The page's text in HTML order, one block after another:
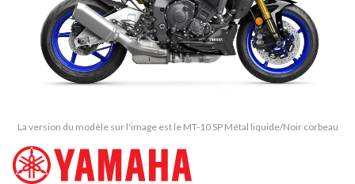
La version du modèle sur l'image est le MT-10 SP Métal liquide/Noir corbeau